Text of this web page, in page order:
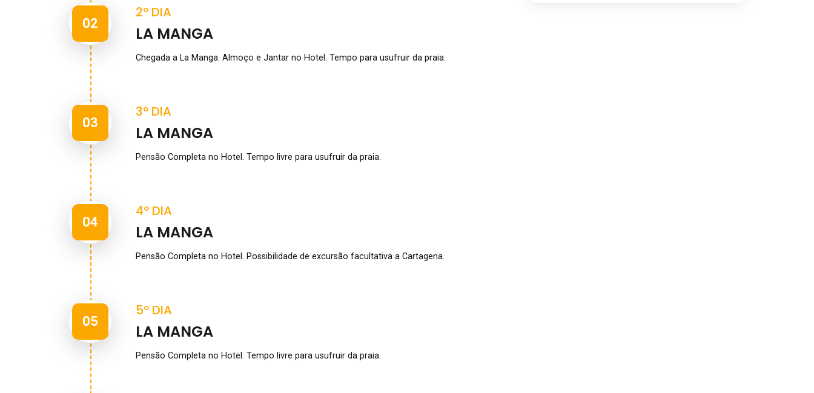
02
2º DIA
LA MANGA
Chegada a La Manga. Almoço e Jantar no Hotel. Tempo para usufruir da praia.
03
3º DIA
LA MANGA
Pensão Completa no Hotel. Tempo livre para usufruir da praia.
04
4º DIA
LA MANGA
Pensão Completa no Hotel. Possibilidade de excursão facultativa a Cartagena.
05
5º DIA
LA MANGA
Pensão Completa no Hotel. Tempo livre para usufruir da praia.